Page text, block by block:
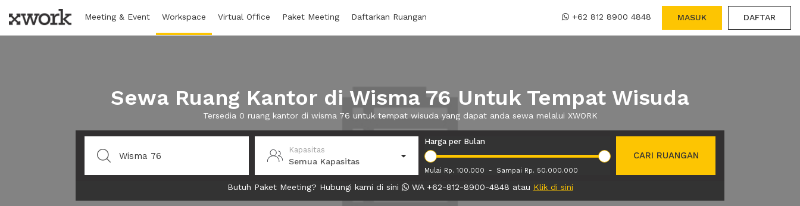
Meeting & Event Workspace Virtual Office Paket Meeting Daftarkan Ruangan +62 812 8900 4848 MASUK DAFTAR
Sewa Ruang Kantor di Wisma 76 Untuk Tempat Wisuda
Tersedia 0 ruang kantor di wisma 76 untuk tempat wisuda yang dapat anda sewa melalui XWORK
Kapasitas
Semua Kapasitas
Harga per Bulan
Mulai Rp. 100.000 - Sampai Rp. 50.000.000
CARI RUANGAN
Butuh Paket Meeting? Hubungi kami di sini WA +62-812-8900-4848 atau Klik di sini